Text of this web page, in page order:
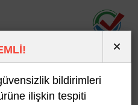
×
bildirimleri
ilişkin tespiti